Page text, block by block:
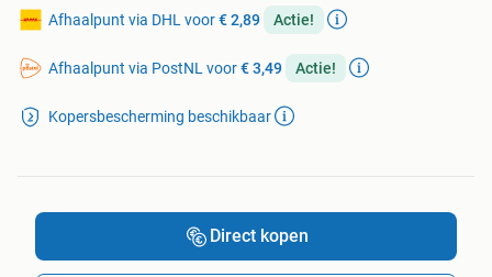
Afhaalpunt via DHL voor€ 2,89 Actie!
Afhaalpunt via PostNL voor€ 3,49 Actie!
Kopersbescherming beschikbaar
Direct kopen